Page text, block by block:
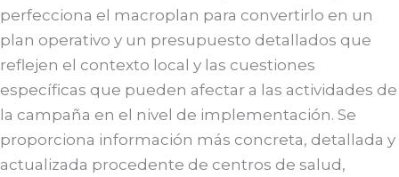
perfecciona el macroplan para convertirlo en un
plan operativo y un presupuesto detallados que
reflejen el contexto local y las cuestiones
específicas que pueden afectar a las actividades de
la campaña en el nivel de implementación. Se
proporciona información más concreta, detallada y
actualizada procedente de centros de salud,